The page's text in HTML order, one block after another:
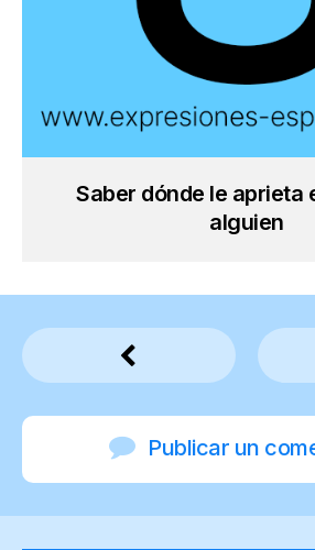
Saber dónde le aprieta
alguien
Publicar un